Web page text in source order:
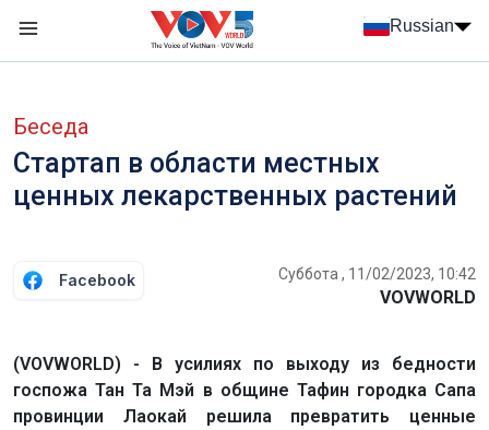
Russian
Беседа
Стартап в области местных
ценных лекарственных растений
Facebook Суббота , 11/02/2023, 10:42
VOVWORLD
(VOVWORLD) - В усилиях по выходу из бедности
госпожа Тан Та Мэй в общине Тафин городка Сапа
провинции Лаокай решила превратить ценные